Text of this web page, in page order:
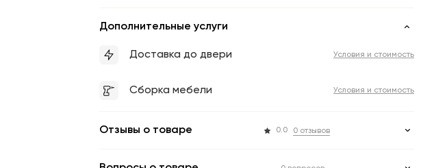
Дополнительные услуги
Доставка до двери Условия и стоимость
Сборка мебели Условия и стоимость
Отзывы о товаре 0.0 0 отзывов